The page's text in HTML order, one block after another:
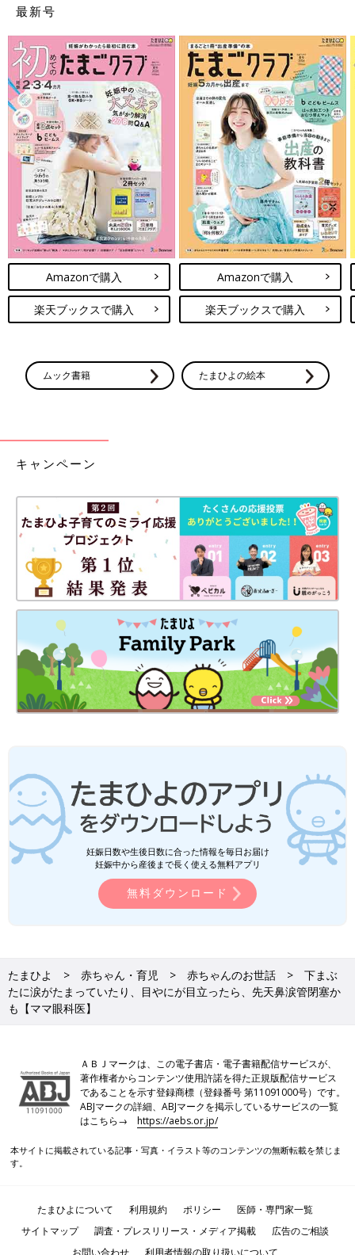
最新号
Amazonで購入
楽天ブックスで購入
Amazonで購入
楽天ブックスで購入
ムック書籍 たまひよの絵本
キャンペーン
妊娠日数や生後日数に合った情報を毎日お届け
妊娠中から産後まで長く使える無料アプリ
無料ダウンロード
たまひよ 赤ちゃん・育児 赤ちゃんのお世話
下まぶ
たに涙がたまっていたり、目やにが目立ったら、先天鼻涙管閉塞か
も【ママ眼科医】
ＡＢＪマークは、この電子書店・電子書籍配信サービスが、
著作権者からコンテンツ使用許諾を得た正規版配信サービス
であることを示す登録商標（登録番号 第11091000号）です。
ABJマークの詳細、ABJマークを掲示しているサービスの一覧
はこちら→https://aebs.or.jp/
本サイトに掲載されている記事・写真・イラスト等のコンテンツの無断転載を禁じま
す。
たまひよについて 利用規約 ポリシー
医師・専門家一覧
サイトマップ
調査・プレスリリース・メディア掲載
広告のご相談
お問い合わせ
利用者情報の取り扱いについて